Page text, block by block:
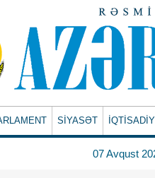
SİYASƏT
07 Avqust